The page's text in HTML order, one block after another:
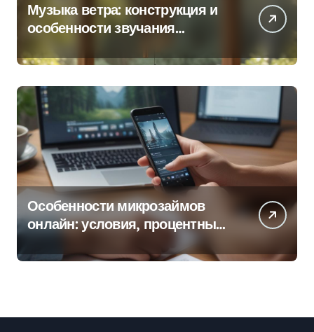
Музыка ветра: конструкция и
особенности звучания
Особенности микрозаймов
онлайн: условия, процентные
ставки и порядок оформления